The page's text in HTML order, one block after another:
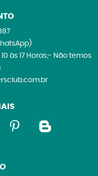
às 17 Horas;- Não temos